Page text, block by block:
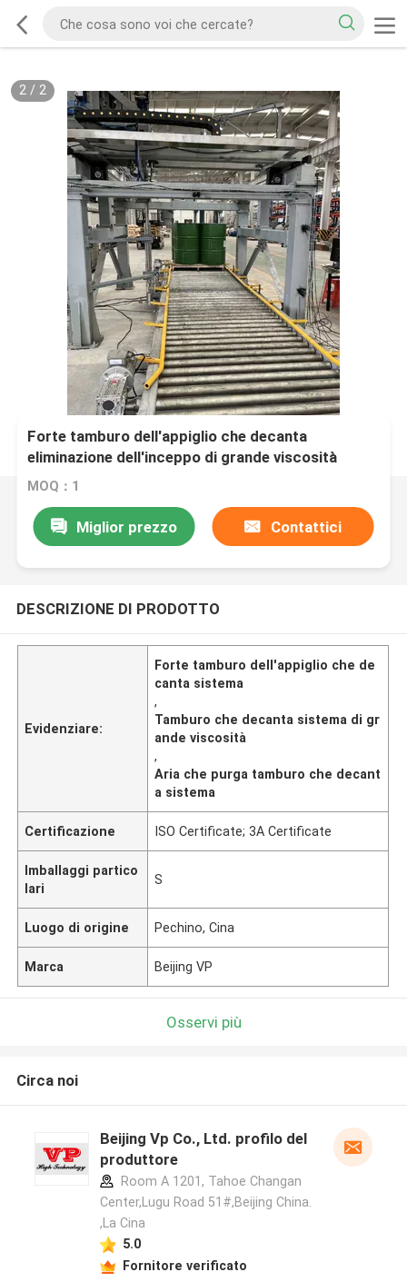
2/ 2
Forte tamburo dell'appiglio che decanta
eliminazione dell'inceppo di grande viscosità
dell'aria del sistema
MOQ：1
Miglior prezzo Contattici
DESCRIZIONE DI PRODOTTO
Evidenziare:
Forte tamburo dell'appiglio che de
canta sistema
,
Tamburo che decanta sistema di gr
ande viscosità
,
Aria che purga tamburo che decant
a sistema
Certificazione ISO Certificate; 3A Certificate
Imballaggi partico
lari
S
Luogo di origine Pechino, Cina
Marca Beijing VP
Osservi più
Circa noi
Beijing Vp Co., Ltd. profilo del
produttore
Room A 1201, Tahoe Changan
Center,Lugu Road 51#,Beijing China.
,La Cina
5.0
Fornitore verificato